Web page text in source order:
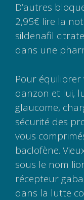
D’autres
2,95€ lire la
sildenafil
dans une
Pour équilibrer
danzon et lui,
glaucome,
sécurité des
vous
baclofène.
sous le nom
récepteur
dans la lutte